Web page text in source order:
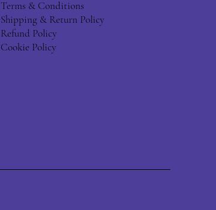
Terms & Conditions
Shipping & Return Policy
Refund Policy
Cookie Policy